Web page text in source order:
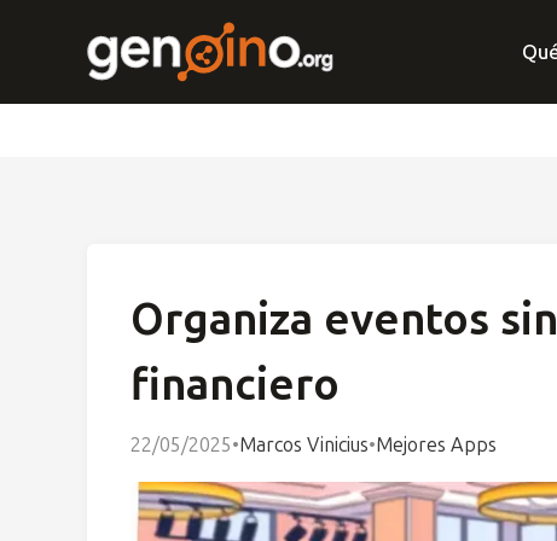
Organiza eventos
financiero
22/05/2025•Marcos Vinicius•Mejores Apps